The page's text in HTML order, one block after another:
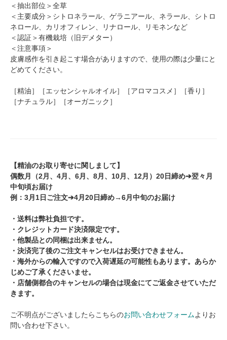
＜抽出部位＞全草
＜主要成分＞シトロネラール、ゲラニアール、ネラール、シトロ
ネロール、カリオフィレン、リナロール、リモネンなど
＜認証＞有機栽培（旧デメター）
＜注意事項＞
皮膚感作を引き起こす場合がありますので、使用の際は少量にと
どめてください。
［精油］［エッセンシャルオイル］［アロマコスメ］［香り］
［ナチュラル］［オーガニック］
【精油のお取り寄せに関しまして】
偶数月（2月、4月、6月、8月、10月、12月）20日締め➔翌々月
中旬頃お届け
例：3月1日ご注文➔4月20日締め→6月中旬のお届け
・送料は弊社負担です。
・クレジットカード決済限定です。
・他製品との同梱は出来ません。
・決済完了後のご注文キャンセルはお受けできません。
・海外からの輸入ですので入荷遅延の可能性もあります。あらか
じめご了承くださいませ。
・店舗側都合のキャンセルの場合は現金にてご返金させていただ
きます。
ご不明点がございましたらこちらのお問い合わせフォームよりお
問い合わせ下さい。